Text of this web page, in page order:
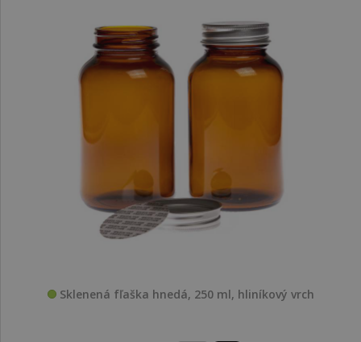
Sklenená fľaška hnedá, 250 ml, hliníkový vrch